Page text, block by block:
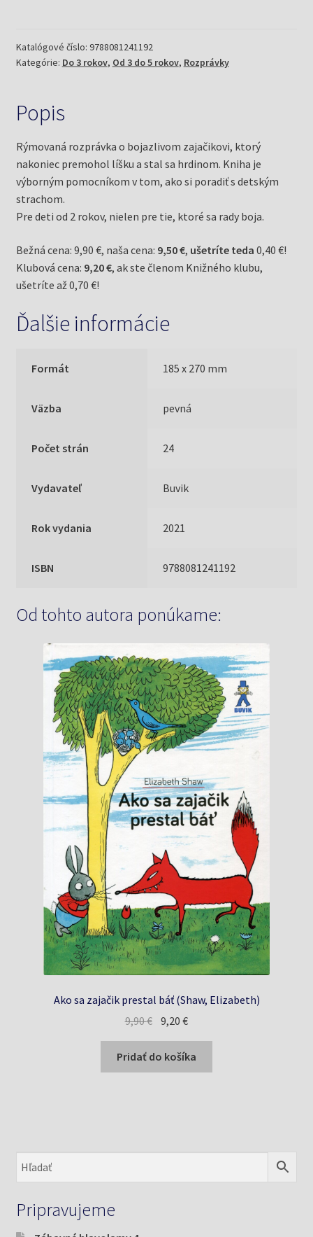
prestal
báť
Katalógové číslo: 9788081241192
Kategórie: Do 3 rokov, Od 3 do 5 rokov, Rozprávky
Popis
Rýmovaná rozprávka o bojazlivom zajačikovi, ktorý
nakoniec premohol líšku a stal sa hrdinom. Kniha je
výborným pomocníkom v tom, ako si poradiť s detským
strachom.
Pre deti od 2 rokov, nielen pre tie, ktoré sa rady boja.
Bežná cena: 9,90 €, naša cena: 9,50 €, ušetríte teda 0,40 €!
Klubová cena: 9,20 €, ak ste členom Knižného klubu,
ušetríte až 0,70 €!
Ďalšie informácie
Formát 185 x 270 mm
Väzba pevná
Počet strán 24
Vydavateľ Buvik
Rok vydania 2021
ISBN 9788081241192
Od tohto autora ponúkame:
Ako sa zajačik prestal báť (Shaw, Elizabeth)
9,90€ Pôvodná
cena
bola:
9,90 €.
9,20€Aktuálna
cena
je:
9,20 €.
Pridať do košíka
Pripravujeme